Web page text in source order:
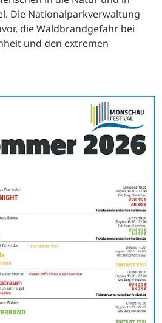
Die Nationalparkverwaltung
die Waldbrandgefahr bei
und den extremen